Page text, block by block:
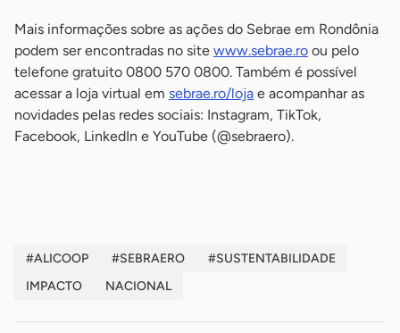
Mais informações sobre as ações do Sebrae em Rondônia
podem ser encontradas no site www.sebrae.ro ou pelo
telefone gratuito 0800 570 0800. Também é possível
acessar a loja virtual em sebrae.ro/loja e acompanhar as
novidades pelas redes sociais: Instagram, TikTok,
Facebook, LinkedIn e YouTube (@sebraero).
#ALICOOP #SEBRAERO
#SUSTENTABILIDADE
IMPACTO
NACIONAL